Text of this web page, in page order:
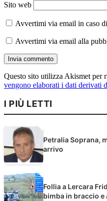
Sito web
Avvertimi via email in caso
Avvertimi via email alla
Questo sito utilizza Akismet per
vengono elaborati i dati derivati
I PIÙ LETTI
Petralia Soprana,
arrivo
Follia a Lercara
bimba in braccio